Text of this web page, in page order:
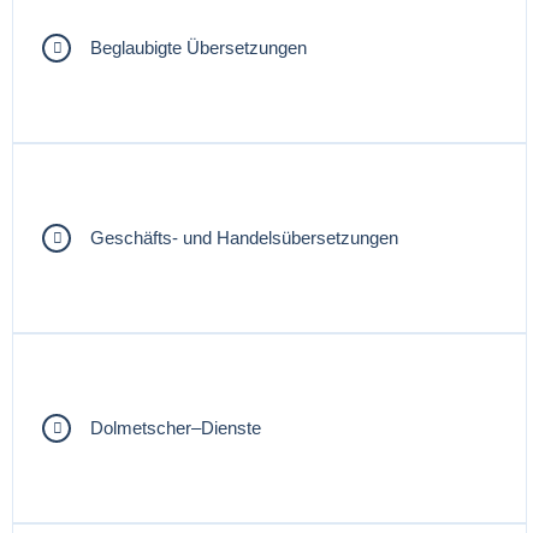
Beglaubigte Übersetzungen
Geschäfts- und Handelsübersetzungen
Dolmetscher–Dienste